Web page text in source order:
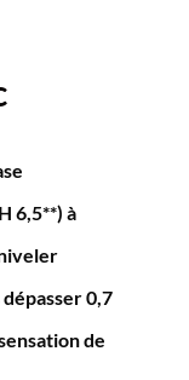
6,5**) à
0,7
de